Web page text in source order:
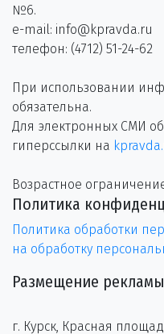
№6.
e-mail: info@kpravda.ru
телефон: (4712) 51-24-62
При использовании
обязательна.
Для электронных СМИ
гиперссылки на
Возрастное
Политика
Политика обработки
на обработку
Размещение рекламы
г. Курск, Красная